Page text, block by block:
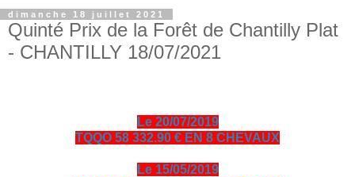
dimanche 18 juillet 2021
Quinté Prix de la Forêt de Chantilly Plat
- CHANTILLY 18/07/2021
Le 20/07/2019
TQQO 58 332.90 € EN 8 CHEVAUX
Le 15/05/2019